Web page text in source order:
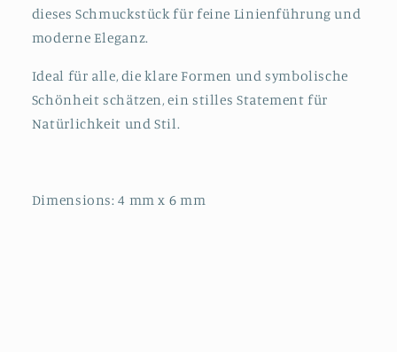
dieses Schmuckstück für feine Linienführung und
moderne Eleganz.
Ideal für alle, die klare Formen und symbolische
Schönheit schätzen, ein stilles Statement für
Natürlichkeit und Stil.
Dimensions: 4 mm x 6 mm